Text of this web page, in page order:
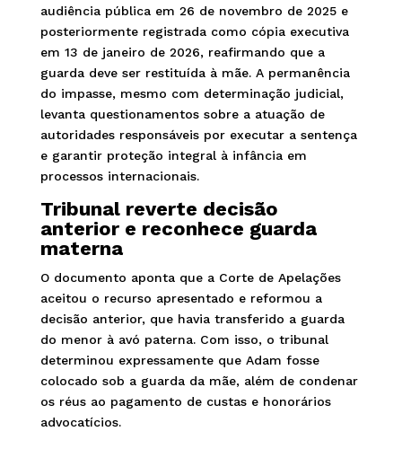
audiência pública em 26 de novembro de 2025 e
posteriormente registrada como cópia executiva
em 13 de janeiro de 2026, reafirmando que a
guarda deve ser restituída à mãe. A permanência
do impasse, mesmo com determinação judicial,
levanta questionamentos sobre a atuação de
autoridades responsáveis por executar a sentença
e garantir proteção integral à infância em
processos internacionais.
Tribunal reverte decisão
anterior e reconhece guarda
materna
O documento aponta que a Corte de Apelações
aceitou o recurso apresentado e reformou a
decisão anterior, que havia transferido a guarda
do menor à avó paterna. Com isso, o tribunal
determinou expressamente que Adam fosse
colocado sob a guarda da mãe, além de condenar
os réus ao pagamento de custas e honorários
advocatícios.